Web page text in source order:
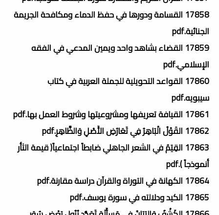
17858 القسامة ودورها في حفظ الدماء ومكافحة الجريمة
الجنائية.pdf
17859 القضاء بشاهد واحد ويمين المدعي في الفقه
الإسلامي.pdf
17860 القواعد التحويلية للجملة العربية في كتاب
سيبويه.pdf
17861 القيافة تعريفها ومشروعيتها وشروط العمل بها.pdf
17862 القَوْلُ الْبَاهِرُ فِي تَعَارُضِ الأَصْلِ وَالظَّاهِرِ.pdf
17863 القِيَمُ في الشعر الجاهلي ضابطاً اجتماعياً( قيمة الثأر
أنموذجاً ).pdf
17864 الكهانة في التوراة والقرآن دراسة مقارنة.pdf
17865 الكيد ودلالته في سورة يوسف.pdf